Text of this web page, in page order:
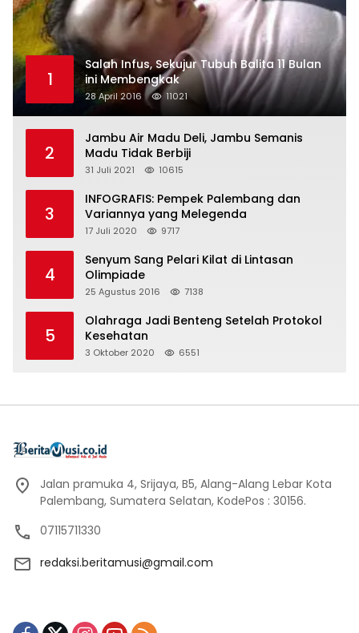
1
Salah Infus, Sekujur Tubuh Balita 11 Bulan
ini Membengkak
28 April 2016 11021
2
Jambu Air Madu Deli, Jambu Semanis
Madu Tidak Berbiji
31 Juli 2021 10615
3
INFOGRAFIS: Pempek Palembang dan
Variannya yang Melegenda
17 Juli 2020 9717
4
Senyum Sang Pelari Kilat di Lintasan
Olimpiade
25 Agustus 2016 7138
5
Olahraga Jadi Benteng Setelah Protokol
Kesehatan
3 Oktober 2020 6551
Jalan pramuka 4, Srijaya, B5, Alang-Alang Lebar Kota
Palembang, Sumatera Selatan, KodePos : 30156.
07115711330
redaksi.beritamusi@gmail.com